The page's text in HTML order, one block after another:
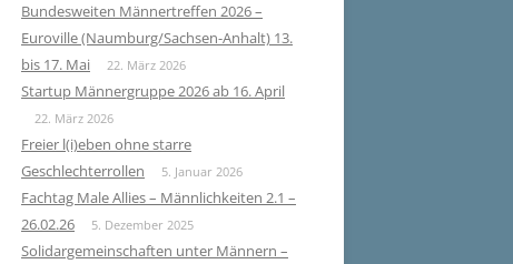
Bundesweiten Männertreffen 2026 –
Euroville (Naumburg/Sachsen-Anhalt) 13.
bis 17. Mai
22. März 2026
Startup Männergruppe 2026 ab 16. April
22. März 2026
Freier l(i)eben ohne starre
Geschlechterrollen
5. Januar 2026
Fachtag Male Allies – Männlichkeiten 2.1 –
26.02.26
5. Dezember 2025
Solidargemeinschaften unter Männern –